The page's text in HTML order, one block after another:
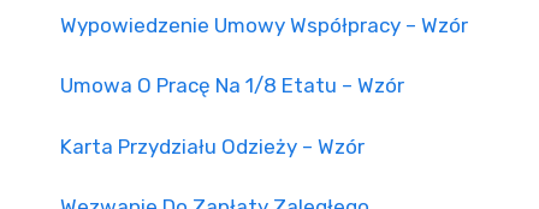
Wypowiedzenie Umowy Współpracy – Wzór
Umowa O Pracę Na 1/8 Etatu – Wzór
Karta Przydziału Odzieży – Wzór